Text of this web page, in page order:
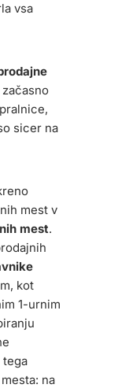
vsa
sicer na
mest v
mest.
kot
1-urnim
na